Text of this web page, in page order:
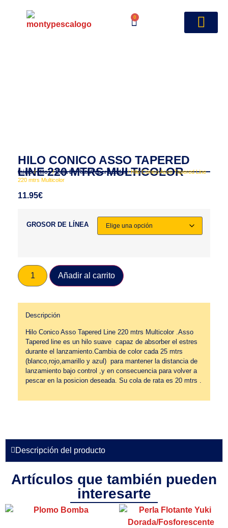
0
HILO CONICO ASSO TAPERED
LINE 220 MTRS MULTICOLOR
Inicio/Hilos/Cola De Rata/Taper Leader/ Hilo Conico Asso Tapered Line
220 mtrs Multicolor
11.95€
GROSOR DE LÍNEA
Añadir al carrito
Descripción
Hilo Conico Asso Tapered Line 220 mtrs Multicolor .Asso
Tapered line es un hilo suave capaz de absorber el estres
durante el lanzamiento.Cambia de color cada 25 mtrs
(blanco,rojo,amarillo y azul) para mantener la distancia de
lanzamiento bajo control ,y en consecuencia para volver a
pescar en la posicion deseada. Su cola de rata es 20 mtrs .
Descripción del producto
Artículos que también pueden
interesarte